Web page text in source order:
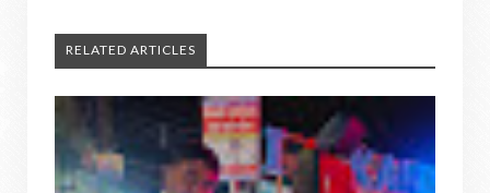
RELATED ARTICLES